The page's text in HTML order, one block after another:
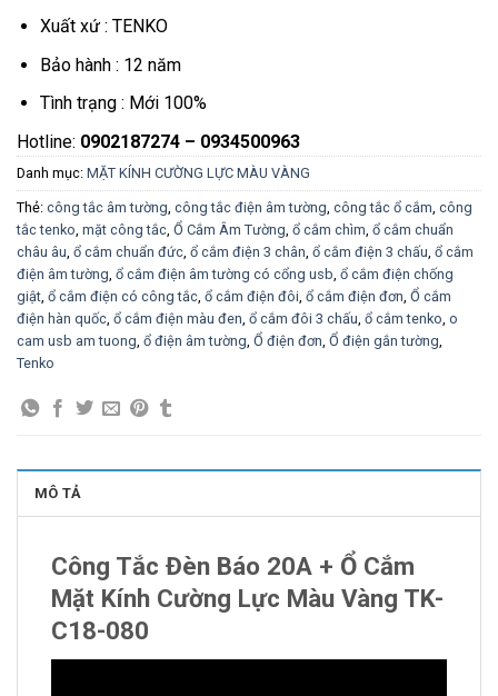
Xuất xứ : TENKO
Bảo hành : 12 năm
Tình trạng : Mới 100%
Hotline: 0902187274 – 0934500963
Danh mục: MẶT KÍNH CƯỜNG LỰC MÀU VÀNG
Thẻ: công tắc âm tường công tắc điện âm tường công tắc ổ cắm công
tắc tenko mặt công tắc Ổ Cắm Âm Tường ổ cắm chìm ổ cắm chuẩn
châu âu ổ cắm chuẩn đức ổ cắm điện 3 chân ổ cắm điện 3 chấu ổ cắm
điện âm tường ổ cắm điện âm tường có cổng usb ổ cắm điện chống
giật ổ cắm điện có công tắc ổ cắm điện đôi ổ cắm điện đơn Ổ cắm
điện hàn quốc ổ cắm điện màu đen ổ cắm đôi 3 chấu ổ cắm tenko o
cam usb am tuong ổ điện âm tường Ổ điện đơn Ổ điện gắn tường
Tenko
MÔ TẢ
Công Tắc Đèn Báo 20A + Ổ Cắm
Mặt Kính Cường Lực Màu Vàng TK-
C18-080